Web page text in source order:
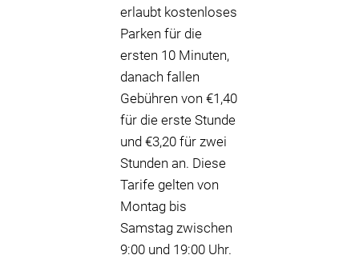
erlaubt kostenloses
Parken für die
ersten 10 Minuten,
danach fallen
Gebühren von €1,40
für die erste Stunde
und €3,20 für zwei
Stunden an. Diese
Tarife gelten von
Montag bis
Samstag zwischen
9:00 und 19:00 Uhr.